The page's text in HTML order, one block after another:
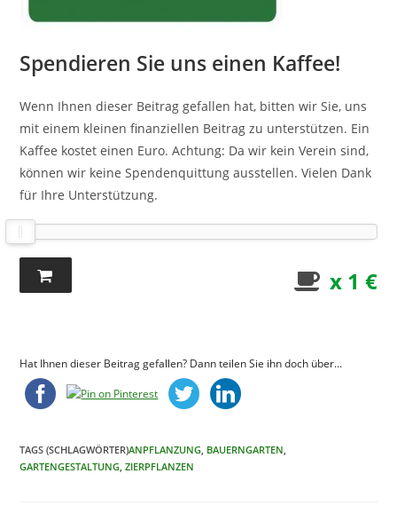
Spendieren Sie uns einen Kaffee!
Wenn Ihnen dieser Beitrag gefallen hat, bitten wir Sie, uns
mit einem kleinen finanziellen Beitrag zu unterstützen. Ein
Kaffee kostet einen Euro. Achtung: Da wir kein Verein sind,
können wir keine Spendenquittung ausstellen. Vielen Dank
für Ihre Unterstützung.
x 1 €
Hat Ihnen dieser Beitrag gefallen? Dann teilen Sie ihn doch über...
TAGS (SCHLAGWÖRTER)ANPFLANZUNG BAUERNGARTEN
GARTENGESTALTUNG ZIERPFLANZEN